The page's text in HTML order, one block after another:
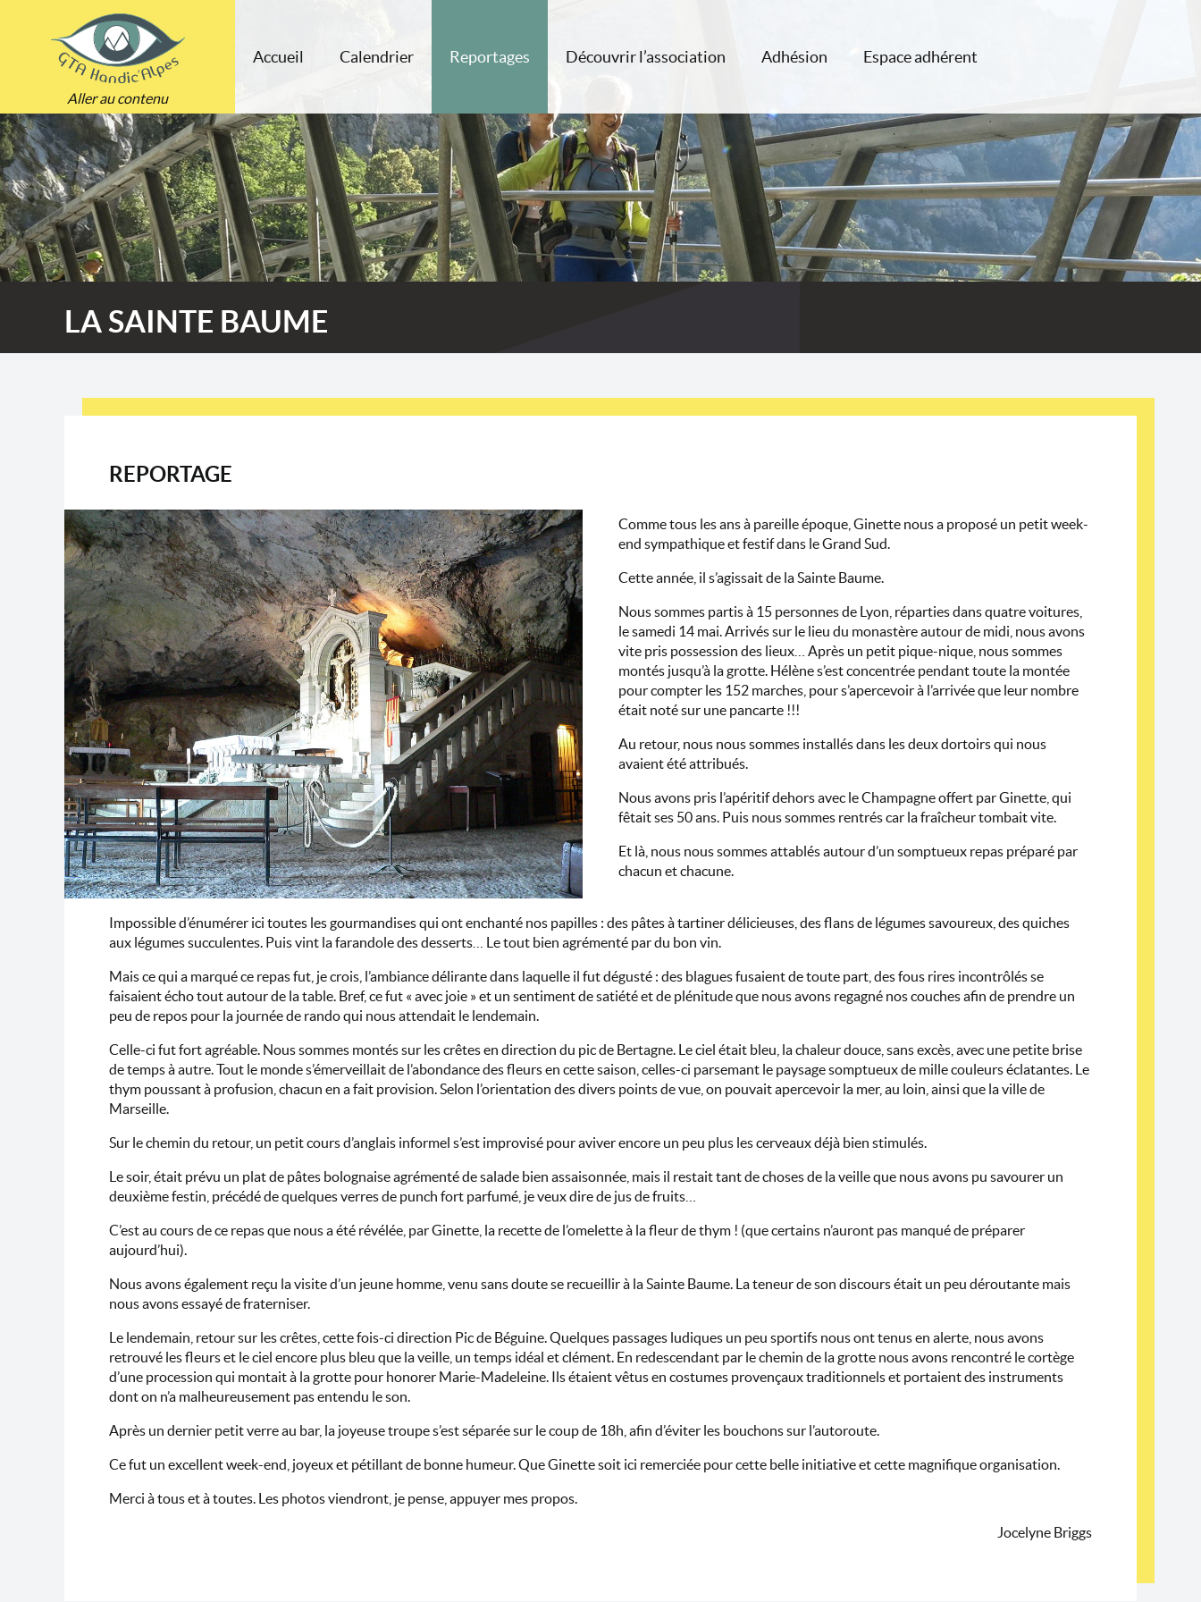
Aller au contenu
Accueil Calendrier Reportages Découvrir l’association Adhésion Espace adhérent
LA SAINTE BAUME
REPORTAGE
Comme tous les ans à pareille époque, Ginette nous a proposé un petit week-
end sympathique et festif dans le Grand Sud.
Cette année, il s’agissait de la Sainte Baume.
Nous sommes partis à 15 personnes de Lyon, réparties dans quatre voitures,
le samedi 14 mai. Arrivés sur le lieu du monastère autour de midi, nous avons
vite pris possession des lieux… Après un petit pique-nique, nous sommes
montés jusqu’à la grotte. Hélène s’est concentrée pendant toute la montée
pour compter les 152 marches, pour s’apercevoir à l’arrivée que leur nombre
était noté sur une pancarte !!!
Au retour, nous nous sommes installés dans les deux dortoirs qui nous
avaient été attribués.
Nous avons pris l’apéritif dehors avec le Champagne offert par Ginette, qui
fêtait ses 50 ans. Puis nous sommes rentrés car la fraîcheur tombait vite.
Et là, nous nous sommes attablés autour d’un somptueux repas préparé par
chacun et chacune.
Impossible d’énumérer ici toutes les gourmandises qui ont enchanté nos papilles : des pâtes à tartiner délicieuses, des flans de légumes savoureux, des quiches
aux légumes succulentes. Puis vint la farandole des desserts… Le tout bien agrémenté par du bon vin.
Mais ce qui a marqué ce repas fut, je crois, l’ambiance délirante dans laquelle il fut dégusté : des blagues fusaient de toute part, des fous rires incontrôlés se
faisaient écho tout autour de la table. Bref, ce fut « avec joie » et un sentiment de satiété et de plénitude que nous avons regagné nos couches afin de prendre un
peu de repos pour la journée de rando qui nous attendait le lendemain.
Celle-ci fut fort agréable. Nous sommes montés sur les crêtes en direction du pic de Bertagne. Le ciel était bleu, la chaleur douce, sans excès, avec une petite brise
de temps à autre. Tout le monde s’émerveillait de l’abondance des fleurs en cette saison, celles-ci parsemant le paysage somptueux de mille couleurs éclatantes. Le
thym poussant à profusion, chacun en a fait provision. Selon l’orientation des divers points de vue, on pouvait apercevoir la mer, au loin, ainsi que la ville de
Marseille.
Sur le chemin du retour, un petit cours d’anglais informel s’est improvisé pour aviver encore un peu plus les cerveaux déjà bien stimulés.
Le soir, était prévu un plat de pâtes bolognaise agrémenté de salade bien assaisonnée, mais il restait tant de choses de la veille que nous avons pu savourer un
deuxième festin, précédé de quelques verres de punch fort parfumé, je veux dire de jus de fruits…
C’est au cours de ce repas que nous a été révélée, par Ginette, la recette de l’omelette à la fleur de thym ! (que certains n’auront pas manqué de préparer
aujourd’hui).
Nous avons également reçu la visite d’un jeune homme, venu sans doute se recueillir à la Sainte Baume. La teneur de son discours était un peu déroutante mais
nous avons essayé de fraterniser.
Le lendemain, retour sur les crêtes, cette fois-ci direction Pic de Béguine. Quelques passages ludiques un peu sportifs nous ont tenus en alerte, nous avons
retrouvé les fleurs et le ciel encore plus bleu que la veille, un temps idéal et clément. En redescendant par le chemin de la grotte nous avons rencontré le cortège
d’une procession qui montait à la grotte pour honorer Marie-Madeleine. Ils étaient vêtus en costumes provençaux traditionnels et portaient des instruments
dont on n’a malheureusement pas entendu le son.
Après un dernier petit verre au bar, la joyeuse troupe s’est séparée sur le coup de 18h, afin d’éviter les bouchons sur l’autoroute.
Ce fut un excellent week-end, joyeux et pétillant de bonne humeur. Que Ginette soit ici remerciée pour cette belle initiative et cette magnifique organisation.
Merci à tous et à toutes. Les photos viendront, je pense, appuyer mes propos.
Jocelyne Briggs